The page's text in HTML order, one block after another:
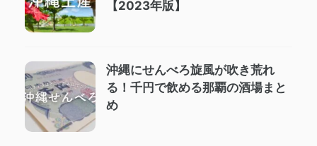
【2023年版】
沖縄にせんべろ旋風が吹き荒れ
る！千円で飲める那覇の酒場まと
め